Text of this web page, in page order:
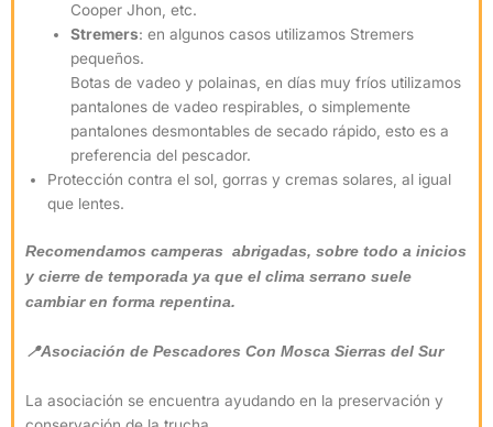
Cooper Jhon, etc.
Stremers: en algunos casos utilizamos Stremers
pequeños.
Botas de vadeo y polainas, en días muy fríos utilizamos
pantalones de vadeo respirables, o simplemente
pantalones desmontables de secado rápido, esto es a
preferencia del pescador.
Protección contra el sol, gorras y cremas solares, al igual
que lentes.
Recomendamos camperas abrigadas, sobre todo a inicios
y cierre de temporada ya que el clima serrano suele
cambiar en forma repentina.
📍Asociación de Pescadores Con Mosca Sierras del Sur
La asociación se encuentra ayudando en la preservación y